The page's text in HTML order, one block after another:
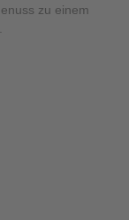
zu einem